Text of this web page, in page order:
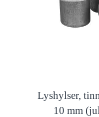
Lyshylser,
10 mm